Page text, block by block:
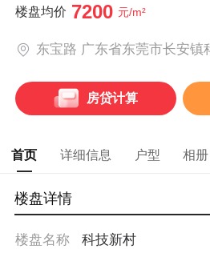
楼盘均价 7200 元/m²
东宝路 广东省东莞市长安镇
房贷计算
首页 详细信息 户型 相册
楼盘详情
楼盘名称
科技新村